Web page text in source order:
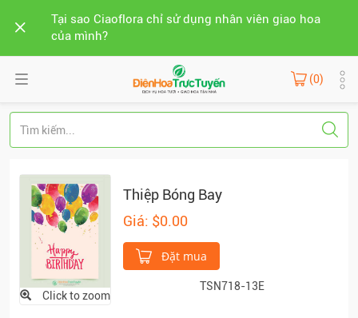
Tại sao Ciaoflora chỉ sử dụng nhân viên giao hoa
của mình?
(0)
Click to zoom
Thiệp Bóng Bay
Giá: $0.00
Đặt mua
TSN718-13E